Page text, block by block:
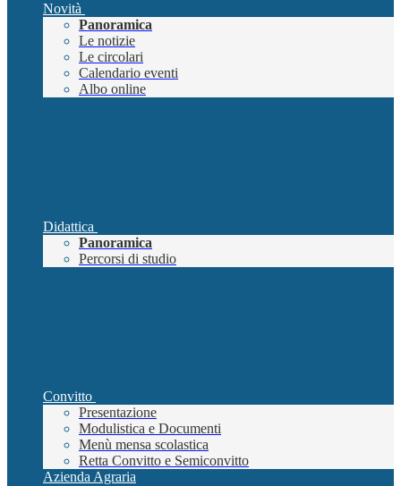
Novità
Panoramica
Le notizie
Le circolari
Calendario eventi
Albo online
Didattica
Panoramica
Percorsi di studio
Convitto
Presentazione
Modulistica e Documenti
Menù mensa scolastica
Retta Convitto e Semiconvitto
Azienda Agraria